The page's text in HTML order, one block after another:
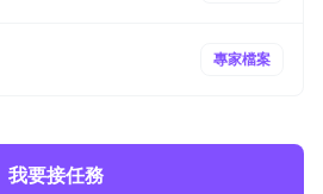
專家檔案
我要接任務